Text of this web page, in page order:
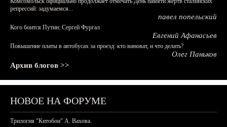
репрессий: задумаемся...
павел попельский
Кого боится Путин: Сергей Фургал
Евгений Афанасьев
Повышение платы в автобусах за проезд: кто виноват, и что делать?
Олег Паньков
Архив блогов >>
НОВОЕ НА ФОРУМЕ
Трилогия "Китобои" А. Вахова.